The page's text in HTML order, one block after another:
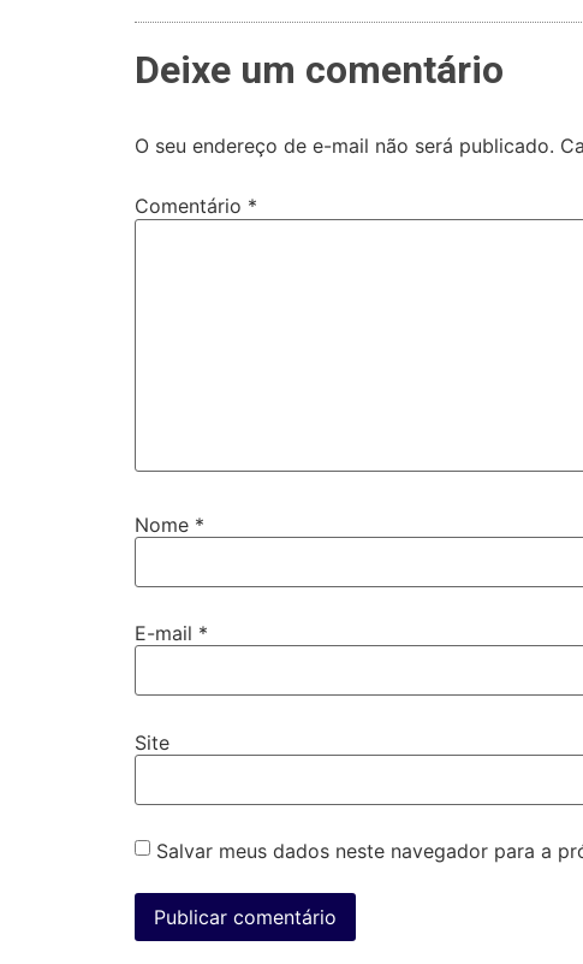
Deixe um comentário
O seu endereço de e-mail não será publicado.
Comentário *
Nome *
E-mail *
Site
Salvar meus dados neste navegador para a